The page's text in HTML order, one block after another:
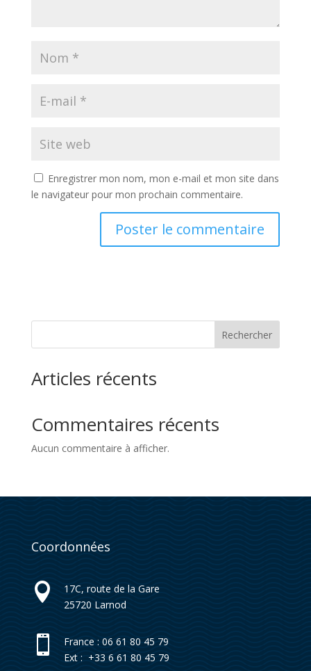
Enregistrer mon nom, mon e-mail et mon site dans
le navigateur pour mon prochain commentaire.
Rechercher
Articles récents
Commentaires récents
Aucun commentaire à afficher.
Coordonnées

17C, route de la Gare
25720 Larnod

France : 06 61 80 45 79
Ext : +33 6 61 80 45 79